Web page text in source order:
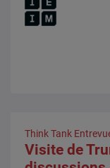
Think Tank
Visite de